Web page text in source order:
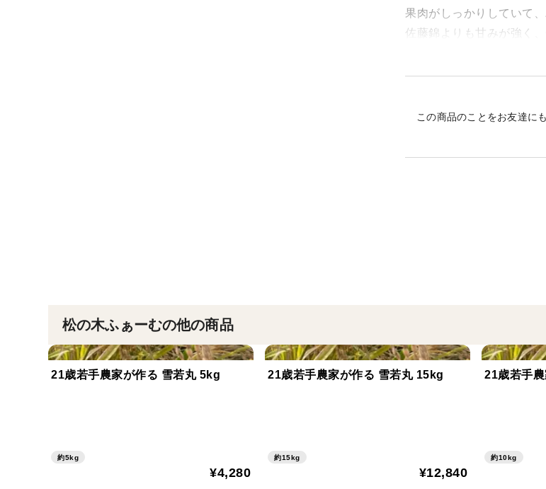
果肉がしっかりしていて
佐藤錦よりも甘みが強く
✔ 父の日のプレゼントに
✔ お孫さんへの贈り物に
この商品のことをお友達に
松の木ふぁーむの他の商品
21歳若手農家が作る 雪若丸 5kg
約5kg
¥4,280
21歳若手農家が作る 雪若丸 15kg
約15kg
¥12,840
21歳若手
約10kg